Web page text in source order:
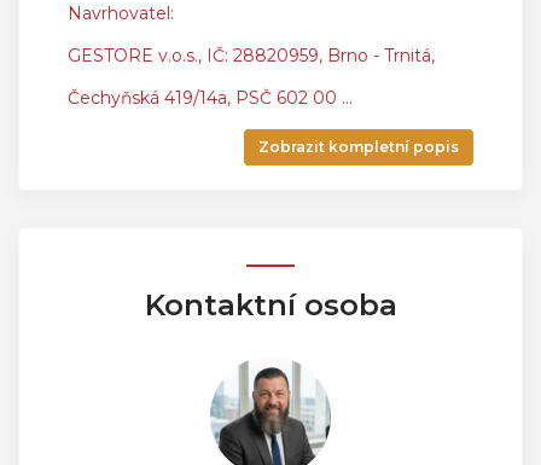
Navrhovatel:
GESTORE v.o.s., IČ: 28820959, Brno - Trnitá,
Čechyňská 419/14a, PSČ 602 00 ...
Zobrazit kompletní popis
Kontaktní osoba